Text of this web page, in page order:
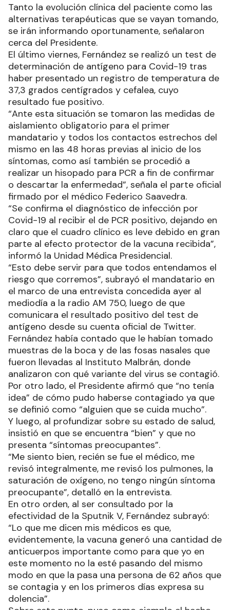
Tanto la evolución clínica del paciente como las
alternativas terapéuticas que se vayan tomando,
se irán informando oportunamente, señalaron
cerca del Presidente.
El último viernes, Fernández se realizó un test de
determinación de antígeno para Covid-19 tras
haber presentado un registro de temperatura de
37,3 grados centígrados y cefalea, cuyo
resultado fue positivo.
“Ante esta situación se tomaron las medidas de
aislamiento obligatorio para el primer
mandatario y todos los contactos estrechos del
mismo en las 48 horas previas al inicio de los
síntomas, como así también se procedió a
realizar un hisopado para PCR a fin de confirmar
o descartar la enfermedad”, señala el parte oficial
firmado por el médico Federico Saavedra.
“Se confirma el diagnóstico de infección por
Covid-19 al recibir el de PCR positivo, dejando en
claro que el cuadro clínico es leve debido en gran
parte al efecto protector de la vacuna recibida”,
informó la Unidad Médica Presidencial.
“Esto debe servir para que todos entendamos el
riesgo que corremos”, subrayó el mandatario en
el marco de una entrevista concedida ayer al
mediodía a la radio AM 750, luego de que
comunicara el resultado positivo del test de
antígeno desde su cuenta oficial de Twitter.
Fernández había contado que le habían tomado
muestras de la boca y de las fosas nasales que
fueron llevadas al Instituto Malbrán, donde
analizaron con qué variante del virus se contagió.
Por otro lado, el Presidente afirmó que “no tenía
idea” de cómo pudo haberse contagiado ya que
se definió como “alguien que se cuida mucho”.
Y luego, al profundizar sobre su estado de salud,
insistió en que se encuentra “bien” y que no
presenta “síntomas preocupantes”.
“Me siento bien, recién se fue el médico, me
revisó integralmente, me revisó los pulmones, la
saturación de oxígeno, no tengo ningún síntoma
preocupante”, detalló en la entrevista.
En otro orden, al ser consultado por la
efectividad de la Sputnik V, Fernández subrayó:
“Lo que me dicen mis médicos es que,
evidentemente, la vacuna generó una cantidad de
anticuerpos importante como para que yo en
este momento no la esté pasando del mismo
modo en que la pasa una persona de 62 años que
se contagia y en los primeros días expresa su
dolencia”.